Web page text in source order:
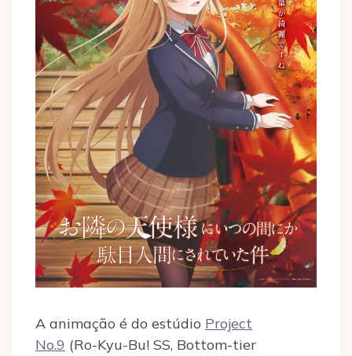
A animação é do estúdio Project
No.9 (Ro-Kyu-Bu! SS, Bottom-tier